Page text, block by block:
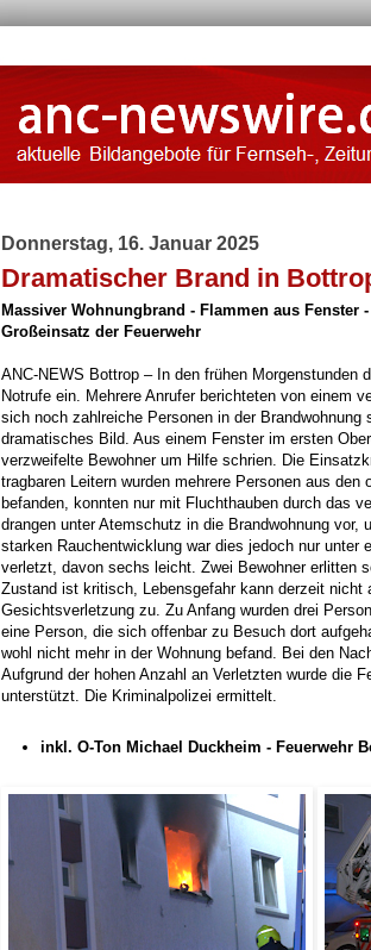
Donnerstag, 16. Januar 2025
Dramatischer Brand in
Massiver Wohnungbrand - Flammen aus
Großeinsatz der Feuerwehr
ANC-NEWS Bottrop – In den frühen Morgenstunden
Notrufe ein. Mehrere Anrufer berichteten von einem
sich noch zahlreiche Personen in der
dramatisches Bild. Aus einem Fenster im ersten
verzweifelte Bewohner um Hilfe schrien. Die
tragbaren Leitern wurden mehrere Personen aus
befanden, konnten nur mit Fluchthauben durch das
drangen unter Atemschutz in die Brandwohnung
starken Rauchentwicklung war dies jedoch nur unter
verletzt, davon sechs leicht. Zwei Bewohner erlitten
Zustand ist kritisch, Lebensgefahr kann derzeit
Gesichtsverletzung zu. Zu Anfang wurden drei
eine Person, die sich offenbar zu Besuch dort
wohl nicht mehr in der Wohnung befand. Bei den
Aufgrund der hohen Anzahl an Verletzten wurde die
unterstützt. Die Kriminalpolizei ermittelt.
inkl. O-Ton Michael Duckheim - Feuerwehr